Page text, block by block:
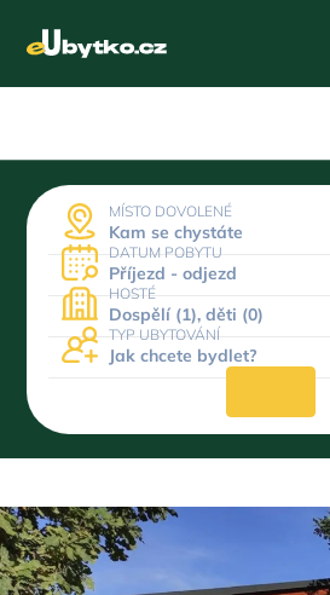
MÍSTO DOVOLENÉ
Kam se chystáte
DATUM POBYTU
Příjezd - odjezd
HOSTÉ
Dospělí (1), děti (0)
TYP UBYTOVÁNÍ
Jak chcete bydlet?